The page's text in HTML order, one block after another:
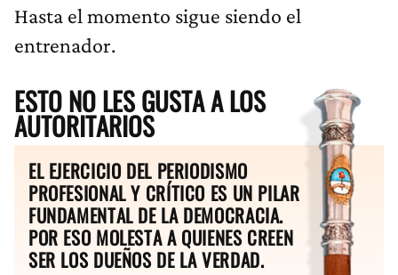
Hasta el momento sigue siendo el
entrenador.
ESTO NO LES GUSTA A LOS
AUTORITARIOS
EL EJERCICIO DEL PERIODISMO
PROFESIONAL Y CRÍTICO ES UN PILAR
FUNDAMENTAL DE LA DEMOCRACIA.
POR ESO MOLESTA A QUIENES CREEN
SER LOS DUEÑOS DE LA VERDAD.